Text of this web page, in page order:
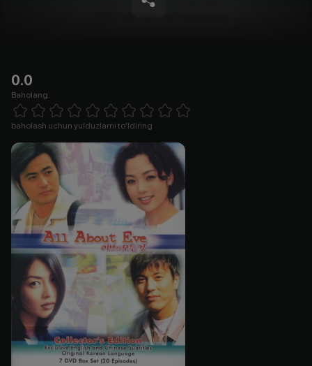
0.0
Baholang
1 Star 2 Stars 3 Stars 4 Stars5 Stars 6 Stars7 Stars8 Stars
baholash uchun yulduzlarni to'ldiring